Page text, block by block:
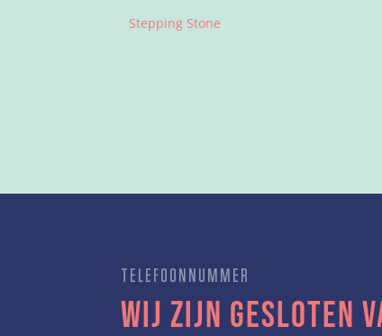
Stepping Stone
TELEFOONNUMMER
Wij zijn gesloten